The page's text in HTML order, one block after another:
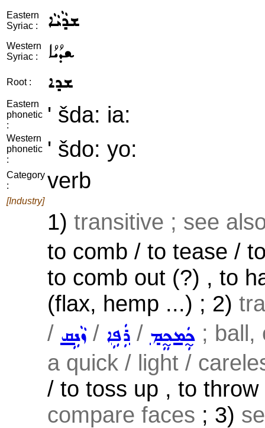
Eastern
Syriac :
ܫܕܵܝܵܐ
Western
Syriac :
ܫܕܳܝܳܐ
Root : ܫܕܐ
Eastern
phonetic
:
' šda: ia:
Western
phonetic
:
' šdo: yo:
Category
:
verb
[Industry]
1) transitive ; see
to comb / to tease /
to comb out (?) , to
(flax, hemp ...) ; 2)
/ ܙܵܢܹܩ/ ܪܲܦܹܐ / ܟ̰ܲܡܟ̰ܸܡ ; ball,
a quick / light /
/ to toss up , to
compare faces ; 3)